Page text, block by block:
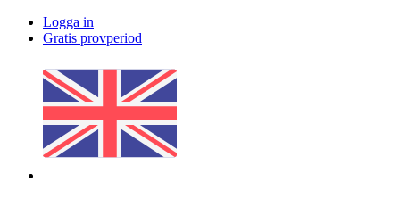
Logga in
Gratis provperiod